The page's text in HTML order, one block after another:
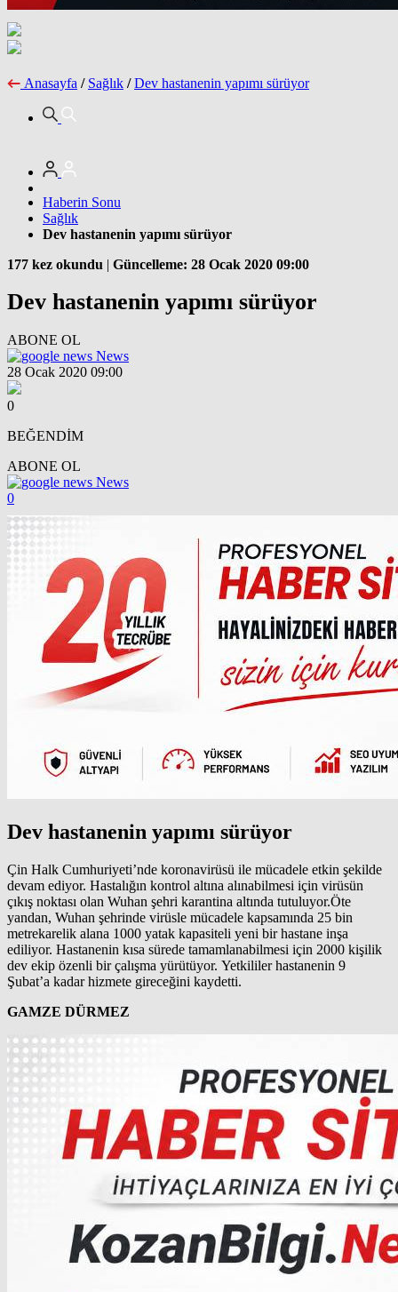
Anasayfa / Sağlık / Dev hastanenin yapımı sürüyor
Haberin Sonu
Sağlık
Dev hastanenin yapımı sürüyor
177 kez okundu | Güncelleme: 28 Ocak 2020 09:00
Dev hastanenin yapımı sürüyor
ABONE OL
News
28 Ocak 2020 09:00
0
BEĞENDİM
ABONE OL
News
0
Dev hastanenin yapımı sürüyor
Çin Halk Cumhuriyeti’nde koronavirüsü ile mücadele etkin şekilde
devam ediyor. Hastalığın kontrol altına alınabilmesi için virüsün
çıkış noktası olan Wuhan şehri karantina altında tutuluyor.Öte
yandan, Wuhan şehrinde virüsle mücadele kapsamında 25 bin
metrekarelik alana 1000 yatak kapasiteli yeni bir hastane inşa
ediliyor. Hastanenin kısa sürede tamamlanabilmesi için 2000 kişilik
dev ekip özenli bir çalışma yürütüyor. Yetkililer hastanenin 9
Şubat’a kadar hizmete gireceğini kaydetti.
GAMZE DÜRMEZ